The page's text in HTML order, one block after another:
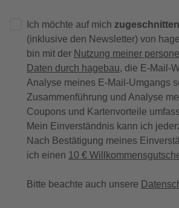
Ich möchte auf mich
(inklusive den Newsletter) von
bin mit der Nutzung meiner
Daten durch hagebau, die E-Mail-
Analyse meines E-Mail-Umgangs
Zusammenführung und Analyse
Coupons und Kartenvorteile
Mein Einverständnis kann ich
Nach Bestätigung meines
ich einen 10 €
Bitte beachte auch unsere